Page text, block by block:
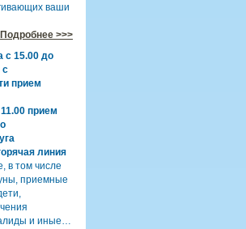
ваши
Подробнее >>>
с 15.00 до
с
прием
прием
линия
в том числе
приемные
и иные…